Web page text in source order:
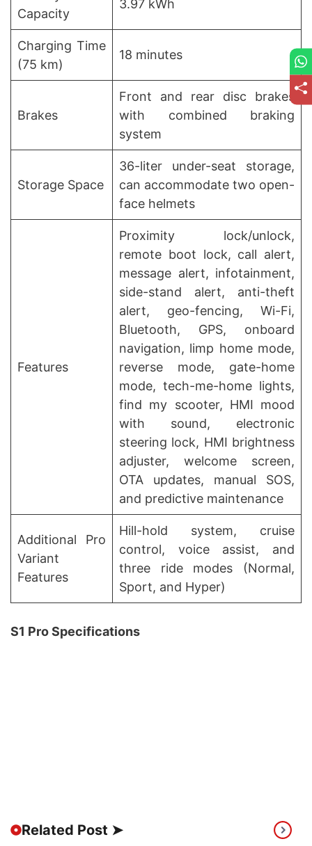
Capacity
3.97 kWh
Charging Time
(75 km)
18 minutes
Brakes
Front and rear disc brakes
with combined braking
system
Storage Space
36-liter under-seat storage,
can accommodate two open-
face helmets
Features
Proximity lock/unlock,
remote boot lock, call alert,
message alert, infotainment,
side-stand alert, anti-theft
alert, geo-fencing, Wi-Fi,
Bluetooth, GPS, onboard
navigation, limp home mode,
reverse mode, gate-home
mode, tech-me-home lights,
find my scooter, HMI mood
with sound, electronic
steering lock, HMI brightness
adjuster, welcome screen,
OTA updates, manual SOS,
and predictive maintenance
Additional Pro
Variant
Features
Hill-hold system, cruise
control, voice assist, and
three ride modes (Normal,
Sport, and Hyper)
S1 Pro Specifications
Related Post ➤